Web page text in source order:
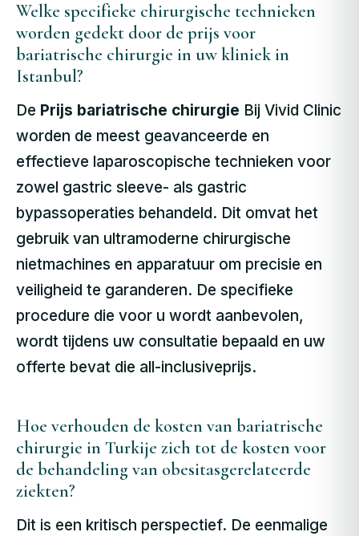
Welke specifieke chirurgische technieken
worden gedekt door de prijs voor
bariatrische chirurgie in uw kliniek in
Istanbul?
De Prijs bariatrische chirurgie Bij Vivid Clinic
worden de meest geavanceerde en
effectieve laparoscopische technieken voor
zowel gastric sleeve- als gastric
bypassoperaties behandeld. Dit omvat het
gebruik van ultramoderne chirurgische
nietmachines en apparatuur om precisie en
veiligheid te garanderen. De specifieke
procedure die voor u wordt aanbevolen,
wordt tijdens uw consultatie bepaald en uw
offerte bevat die all-inclusiveprijs.
Hoe verhouden de kosten van bariatrische
chirurgie in Turkije zich tot de kosten voor
de behandeling van obesitasgerelateerde
ziekten?
Dit is een kritisch perspectief. De eenmalige